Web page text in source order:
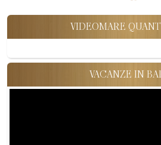
VIDEOMARE
VACANZE IN